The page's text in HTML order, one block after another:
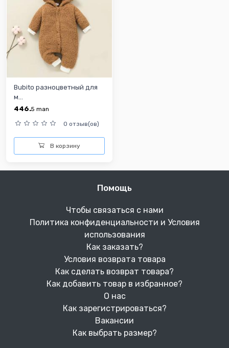
Bubito разноцветный для
м...
446.5 man
0 отзыв(ов)
В корзину
Помощь
Чтобы связаться с нами
Политика конфиденциальности и Условия
использования
Как заказать?
Условия возврата товара
Как сделать возврат товара?
Как добавить товар в избранное?
О нас
Как зарегистрироваться?
Вакансии
Как выбрать размер?